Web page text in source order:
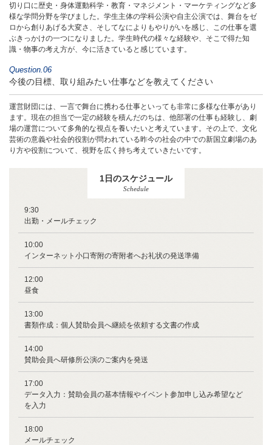
切り口に歴史・身体運動科学・教育・マネジメント・マーケティングなど多
様な学問分野を学びました。学生主体の学科公演や自主公演では、舞台をゼ
ロから創りあげる大変さ、そしてなによりもやりがいを感じ、この仕事を選
ぶきっかけの一つになりました。学生時代の様々な経験や、そこで得た知
識・物事の考え方が、今に活きていると感じています。
Question.06
今後の目標、取り組みたい仕事などを教えてください
運営財団には、一言で舞台に携わる仕事といっても非常に多様な仕事があり
ます。現在の担当で一定の経験を積んだのちは、他部署の仕事も経験し、劇
場の運営について多角的な視点を養いたいと考えています。その上で、文化
芸術の意義や社会的役割が問われている昨今の社会の中での新国立劇場のあ
り方や役割について、視野を広く持ち考えていきたいです。
1日のスケジュール
Schedule
9:30
出勤・メールチェック
10:00
インターネット小口寄附の寄附者へお礼状の発送準備
12:00
昼食
13:00
書類作成：個人賛助会員へ継続を依頼する文書の作成
14:00
賛助会員へ研修所公演のご案内を発送
17:00
データ入力：賛助会員の基本情報やイベント参加申し込み希望など
を入力
18:00
メールチェック